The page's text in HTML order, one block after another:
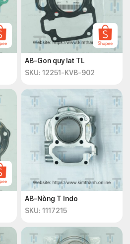
AB-Gon quy lat TL
SKU: 12251-KVB-902
AB-Nòng T Indo
SKU: 1117215